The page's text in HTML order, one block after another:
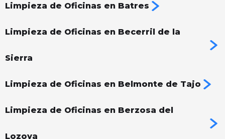
Limpieza de Oficinas en Batres
Limpieza de Oficinas en Becerril de la
Sierra
Limpieza de Oficinas en Belmonte de Tajo
Limpieza de Oficinas en Berzosa del
Lozoya